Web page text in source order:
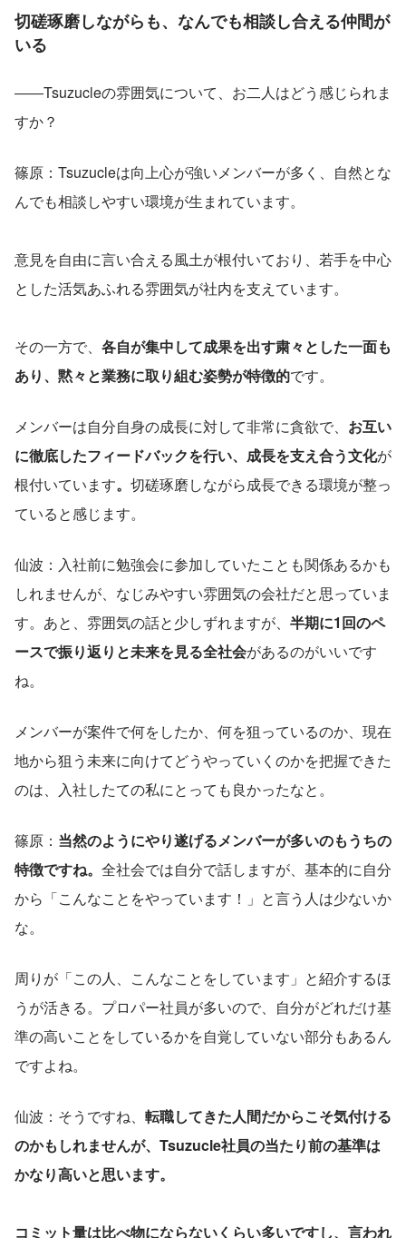
切磋琢磨しながらも、なんでも相談し合える仲間が
いる
――Tsuzucleの雰囲気について、お二人はどう感じられま
すか？
篠原：Tsuzucleは向上心が強いメンバーが多く、自然とな
んでも相談しやすい環境が生まれています。
意見を自由に言い合える風土が根付いており、若手を中心
とした活気あふれる雰囲気が社内を支えています。
その一方で、 各自が集中して成果を出す粛々とした一面も
あり、黙々と業務に取り組む姿勢が特徴的です。
メンバーは自分自身の成長に対して非常に貪欲で、 お互い
に徹底したフィードバックを行い、成長を支え合う文化が
根付いています。 切磋琢磨しながら成長できる環境が整っ
ていると感じます。
仙波：入社前に勉強会に参加していたことも関係あるかも
しれませんが、なじみやすい雰囲気の会社だと思っていま
す。あと、雰囲気の話と少しずれますが、 半期に1回のペ
ースで振り返りと未来を見る全社会があるのがいいです
ね。
メンバーが案件で何をしたか、何を狙っているのか、現在
地から狙う未来に向けてどうやっていくのかを把握できた
のは、入社したての私にとっても良かったなと。
篠原： 当然のようにやり遂げるメンバーが多いのもうちの
特徴ですね。 全社会では自分で話しますが、基本的に自分
から「こんなことをやっています！」と言う人は少ないか
な。
周りが「この人、こんなことをしています」と紹介するほ
うが活きる。プロパー社員が多いので、自分がどれだけ基
準の高いことをしているかを自覚していない部分もあるん
ですよね。
仙波：そうですね、 転職してきた人間だからこそ気付ける
のかもしれませんが、Tsuzucle社員の当たり前の基準は
かなり高いと思います。
コミット量は比べ物にならないくらい多いですし、言われ